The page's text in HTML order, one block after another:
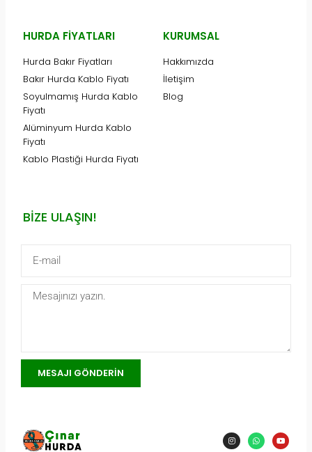
HURDA FIYATLARI
Hurda Bakır Fiyatları
Bakır Hurda Kablo Fiyatı
Soyulmamış Hurda Kablo
Fiyatı
Alüminyum Hurda Kablo
Fiyatı
Kablo Plastiği Hurda Fiyatı
KURUMSAL
Hakkımızda
İletişim
Blog
BIZE ULAŞIN!
MESAJI GÖNDERIN